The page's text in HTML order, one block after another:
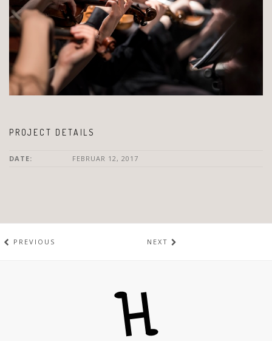
PROJECT DETAILS
DATE: FEBRUAR 12, 2017
PREVIOUS NEXT